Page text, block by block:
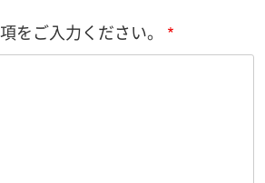
をご入力ください。